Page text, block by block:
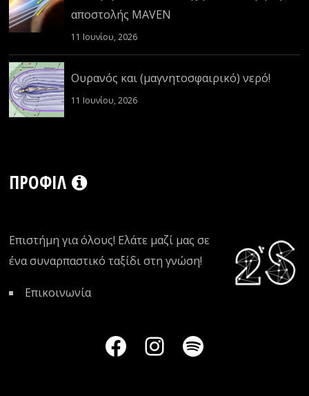
αποστολής MAVEN
11 Ιουνίου, 2026
Ουρανός και (μαγνητοσφαιρικό) νερό!
11 Ιουνίου, 2026
ΠΡΟΦΊΛ
Επιστήμη για όλους! Ελάτε μαζί μας σε
ένα συναρπαστικό ταξίδι στη γνώση!
Επικοινωνία